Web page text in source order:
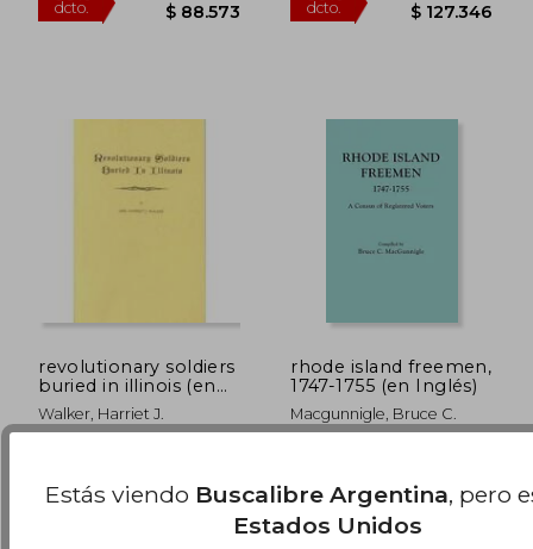
40% $ 219.956
$ 131.973
50%
dcto.
$
revolutionary soldiers
buried in illinois (en
Inglés)
Walker, Harriet J.
Company, Tapa Blanda,
Nuevo
rhode island freemen,
1747-1755 (en Inglés)
Macgunnigle, Bruce C.
Company, 2009, Tapa
Blanda, Nuevo
Estás viendo Buscalibre Argentina, pero
Estados Unidos